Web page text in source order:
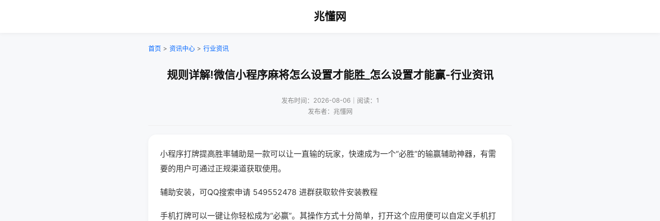
兆懂网
首页 > 资讯中心 > 行业资讯
规则详解!微信小程序麻将怎么设置才能胜_怎么设置才能赢-行业资讯
发布时间：2026-08-06｜阅读：1
发布者：兆懂网
小程序打牌提高胜率辅助是一款可以让一直输的玩家，快速成为一个“必胜”的输赢辅助神器，有需
要的用户可通过正规渠道获取使用。
辅助安装，可QQ搜索申请 549552478 进群获取软件安装教程
手机打牌可以一键让你轻松成为“必赢”。其操作方式十分简单，打开这个应用便可以自定义手机打